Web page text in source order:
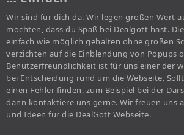
Wir sind für dich da. Wir legen großen Wert
möchten, dass du Spaß bei Dealgott hast.
einfach wie möglich gehalten ohne großen
verzichten auf die Einblendung von Popups
Benutzerfreundlichkeit ist für uns einer der
bei Entscheidung rund um die Webseite.
einen Fehler finden, zum Beispiel bei der
dann kontaktiere uns gerne. Wir freuen uns
und Ideen für die DealGott Webseite.